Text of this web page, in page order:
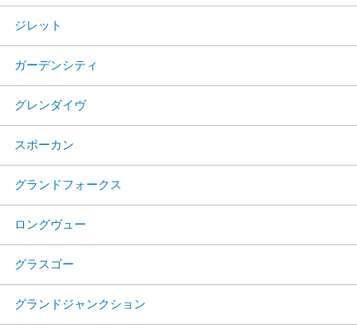
ジレット
ガーデンシティ
グレンダイヴ
スポーカン
グランドフォークス
ロングヴュー
グラスゴー
グランドジャンクション